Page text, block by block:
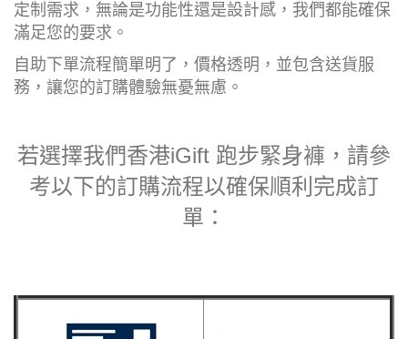
定制需求，無論是功能性還是設計感，我們都能確保
滿足您的要求。
自助下單流程簡單明了，價格透明，並包含送貨服
務，讓您的訂購體驗無憂無慮。
若選擇我們香港iGift 跑步緊身褲，請參
考以下的訂購流程以確保順利完成訂
單：